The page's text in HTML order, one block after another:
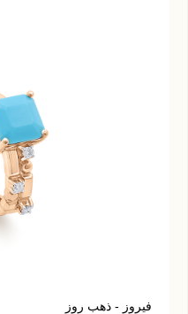
فيروز - ذهب روز